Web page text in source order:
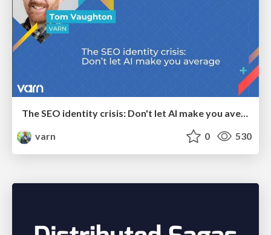
The SEO identity crisis: Don't let AI make you average
varn
0 530